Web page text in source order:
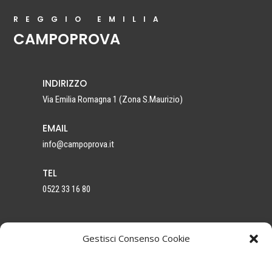
Gestisci Consenso Cookie
REGGIO EMILIA
CAMPOPROVA
INDIRIZZO
Via Emilia Romagna 1 (Zona S.Maurizio)
EMAIL
info@campoprova.it
TEL
0522 33 16 80